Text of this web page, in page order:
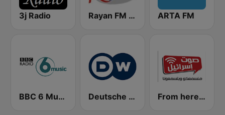
3j Radio Rayan FM (راديو ريان إف إم) ARTA FM
BBC 6 Music Deutsche Welle Arabic From here - Arabic radio